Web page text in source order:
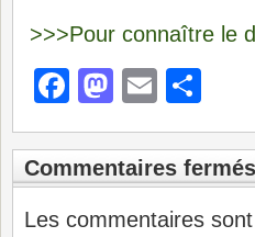
>>>Pour connaître le
Facebook
Mastodon
Email
Commentaires fermés
Les commentaires